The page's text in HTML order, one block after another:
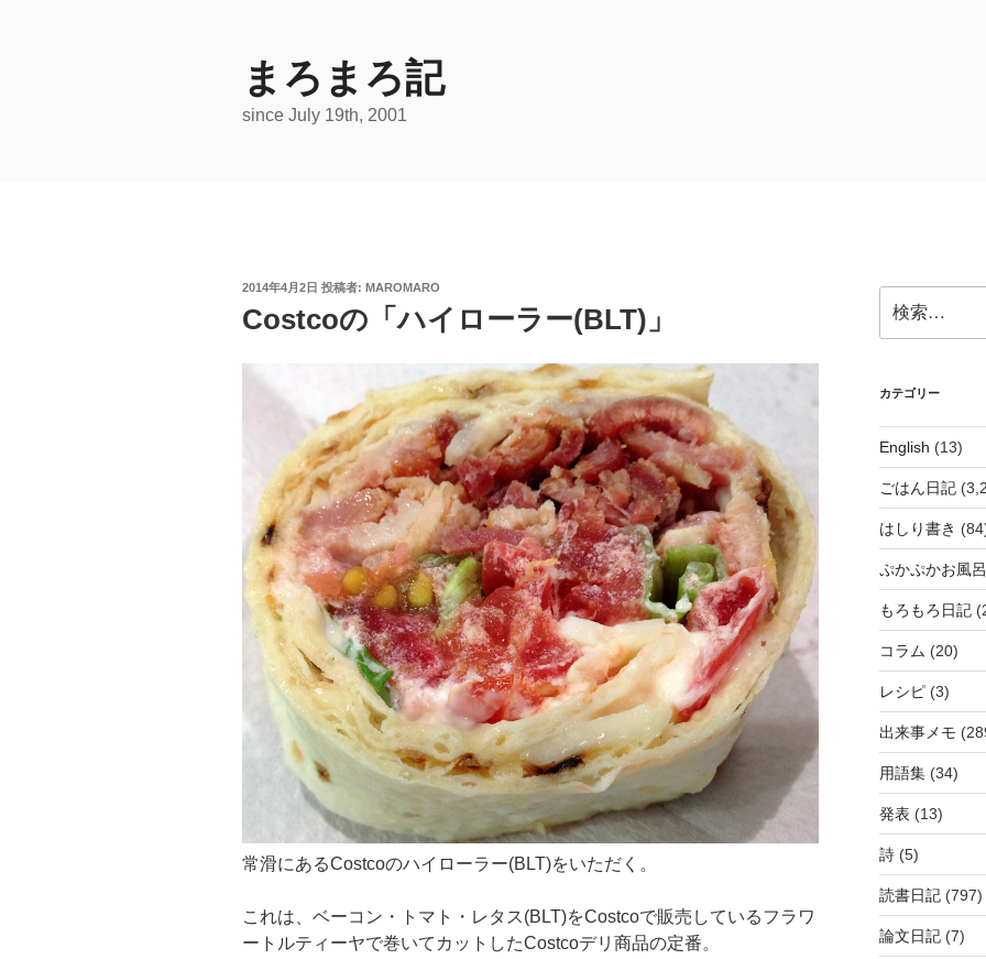
まろまろ記
since July 19th, 2001
投
日:
2014年4月2日 投稿者: MAROMARO
Costcoの「ハイローラー(BLT)」
常滑にあるCostcoのハイローラー(BLT)をいただく。
これは、ベーコン・トマト・レタス(BLT)をCostcoで販売しているフラワ
ートルティーヤで巻いてカットしたCostcoデリ商品の定番。
索:
カテゴリー
English (13)
ごはん日記
はしり書き
ぷかぷかお風
もろもろ日記
コラム (20)
レシピ(3)
出来事メモ
用語集(34)
発表 (13)
詩(5)
読書日記(797)
論文日記(7)